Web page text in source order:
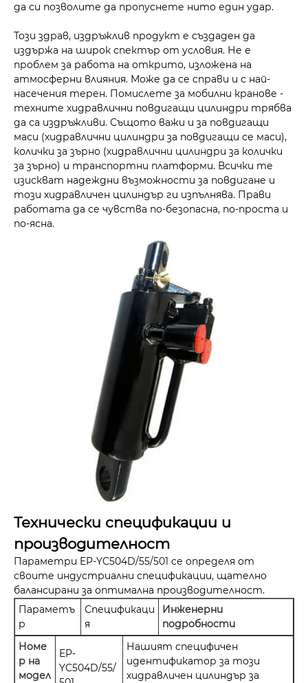
да си позволите да пропуснете нито един удар.
Този здрав, издръжлив продукт е създаден да
издържа на широк спектър от условия. Не е
проблем за работа на открито, изложена на
атмосферни влияния. Може да се справи и с най-
насечения терен. Помислете за мобилни кранове -
техните хидравлични повдигащи цилиндри трябва
да са издръжливи. Същото важи и за повдигащи
маси (хидравлични цилиндри за повдигащи се маси),
колички за зърно (хидравлични цилиндри за колички
за зърно) и транспортни платформи. Всички те
изискват надеждни възможности за повдигане и
този хидравличен цилиндър ги изпълнява. Прави
работата да се чувства по-безопасна, по-проста и
по-ясна.
Технически спецификации и
производителност
Параметри EP-YC504D/55/501 се определя от
своите индустриални спецификации, щателно
балансирани за оптимална производителност.
Параметъ
р
Спецификаци
я
Инженерни
подробности
Номе
р на
модел
EP-
YC504D/55/
Нашият специфичен
идентификатор за този
хидравличен цилиндър за